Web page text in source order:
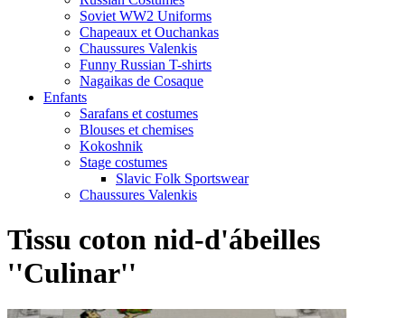
Soviet WW2 Uniforms
Chapeaux et Ouchankas
Chaussures Valenkis
Funny Russian T-shirts
Nagaikas de Cosaque
Enfants
Sarafans et costumes
Blouses et chemises
Kokoshnik
Stage costumes
Slavic Folk Sportswear
Chaussures Valenkis
Tissu coton nid-d'ábeilles
''Culinar''